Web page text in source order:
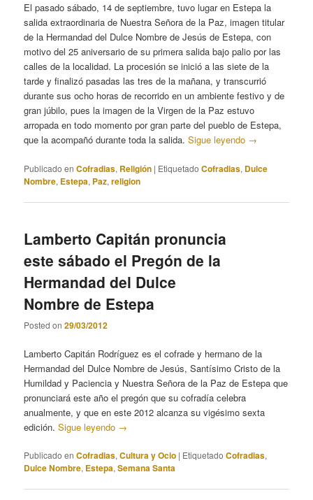
El pasado sábado, 14 de septiembre, tuvo lugar en Estepa la
salida extraordinaria de Nuestra Señora de la Paz, imagen titular
de la Hermandad del Dulce Nombre de Jesús de Estepa, con
motivo del 25 aniversario de su primera salida bajo palio por las
calles de la localidad. La procesión se inició a las siete de la
tarde y finalizó pasadas las tres de la mañana, y transcurrió
durante sus ocho horas de recorrido en un ambiente festivo y de
gran júbilo, pues la imagen de la Virgen de la Paz estuvo
arropada en todo momento por gran parte del pueblo de Estepa,
que la acompañó durante toda la salida.Sigue leyendo →
Publicado en Cofradias, Religión | Etiquetado Cofradias, Dulce
Nombre, Estepa, Paz,religion
Lamberto Capitán pronuncia
este sábado el Pregón de la
Hermandad del Dulce
Nombre de Estepa
Posted on29/03/2012
Lamberto Capitán Rodríguez es el cofrade y hermano de la
Hermandad del Dulce Nombre de Jesús, Santísimo Cristo de la
Humildad y Paciencia y Nuestra Señora de la Paz de Estepa que
pronunciará este año el pregón que su cofradía celebra
anualmente, y que en este 2012 alcanza su vigésimo sexta
edición.Sigue leyendo →
Publicado en Cofradias,Cultura y Ocio | Etiquetado Cofradias,
Dulce Nombre, Estepa,Semana Santa